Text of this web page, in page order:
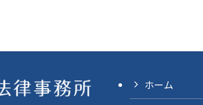
ホーム